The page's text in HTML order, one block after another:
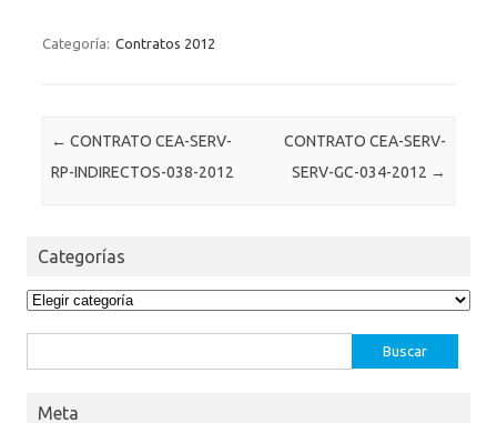
Categoría: Contratos 2012
Post navigation
← CONTRATO CEA-SERV-
RP-INDIRECTOS-038-2012
CONTRATO CEA-SERV-
SERV-GC-034-2012 →
Categorías
Categorías
Meta